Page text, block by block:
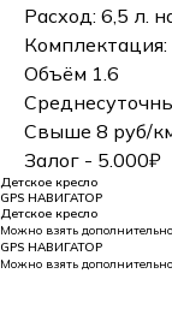
Расход: 6,5 л.
Комплектация:
Объём 1.6
Свыше 8 руб/
Залог - 5.000₽
Детское кресло
GPS НАВИГАТОР
Детское кресло
Можно взять
GPS НАВИГАТОР
Можно взять